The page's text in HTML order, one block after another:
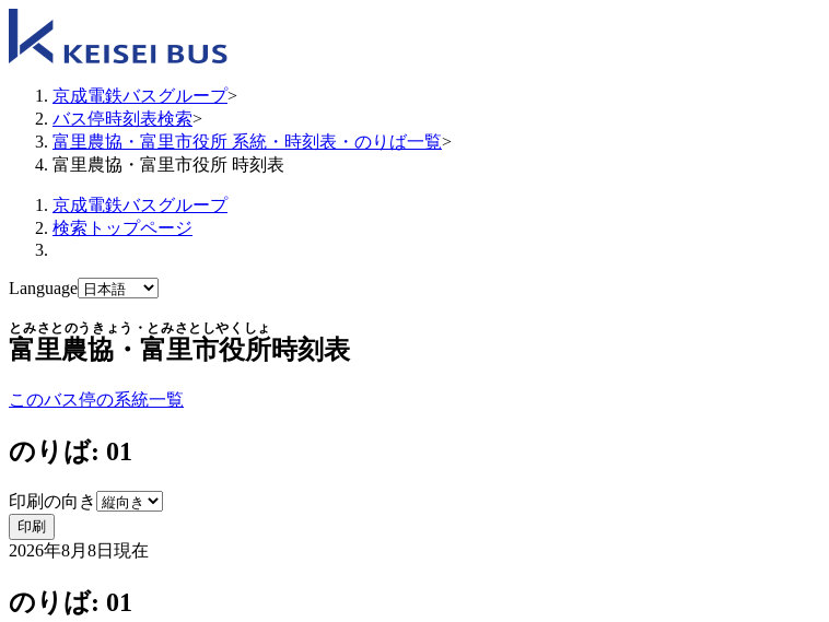
京成電鉄バスグループ>
バス停時刻表検索>
富里農協・富里市役所 系統・時刻表・のりば一覧>
富里農協・富里市役所 時刻表
京成電鉄バスグループ
検索トップページ
Language
富里農協・富里市役所
とみさとのうきょう・とみさとしやくしょ
時刻表
このバス停の系統一覧
のりば: 01
印刷の向き
印刷
2026年8月8日 現在
のりば: 01